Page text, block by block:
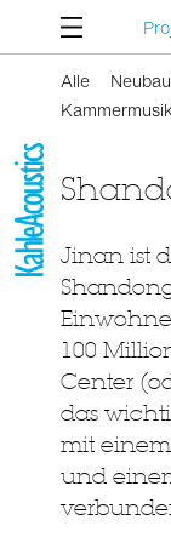
Alle
Kammermusik
Jinan ist
100
Center
das
mit
und